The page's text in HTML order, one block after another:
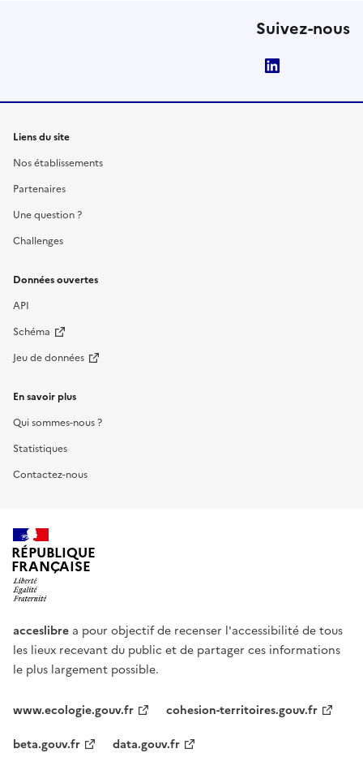
Suivez-nous
Liens du site
Nos établissements
Partenaires
Une question ?
Challenges
Données ouvertes
API
Schéma
Jeu de données
En savoir plus
Qui sommes-nous ?
Statistiques
Contactez-nous
RÉPUBLIQUE
FRANÇAISE
acceslibre a pour objectif de recenser l'accessibilité de tous
les lieux recevant du public et de partager ces informations
le plus largement possible.
www.ecologie.gouv.fr
cohesion-territoires.gouv.fr
beta.gouv.fr
data.gouv.fr